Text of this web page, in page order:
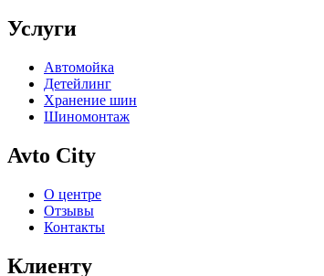
Услуги
Автомойка
Детейлинг
Хранение шин
Шиномонтаж
Avto City
О центре
Отзывы
Контакты
Клиенту